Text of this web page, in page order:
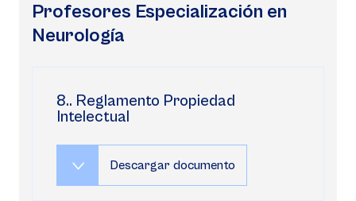
Profesores Especialización en
Neurología
8.. Reglamento Propiedad
Intelectual
Descargar documento